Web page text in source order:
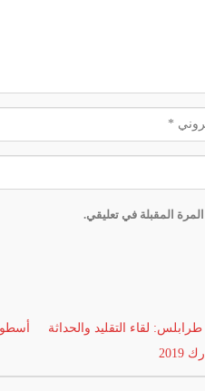
المقبلة في تعليقي.
لقاء التقليد والحداثة